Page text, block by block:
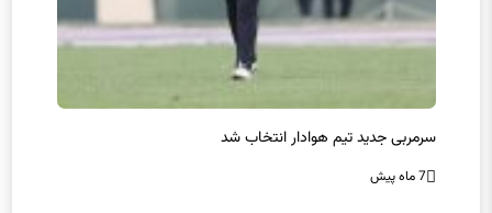
سرمربی جدید تیم هوادار انتخاب شد
7 ماه پیش